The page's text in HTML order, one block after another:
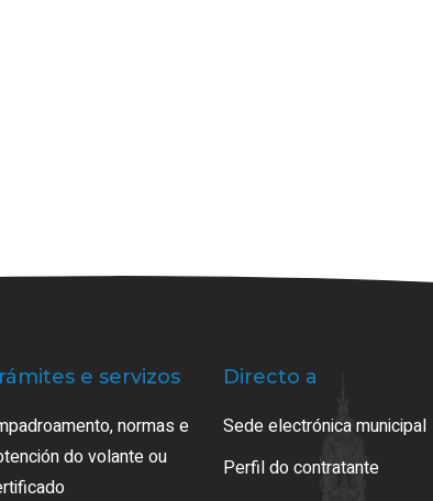
e servizos
normas e
do volante ou
Directo a
Sede electrónica municipal
Perfil do contratante